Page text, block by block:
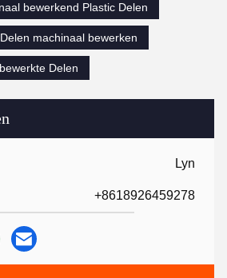
Lyn
+8618926459278
bewerkend Plastic Delen
machinaal bewerken
Delen